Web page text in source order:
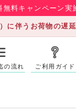
無料キャンペーン実
に伴うお荷物の遅
の流れ ご利用ガイド